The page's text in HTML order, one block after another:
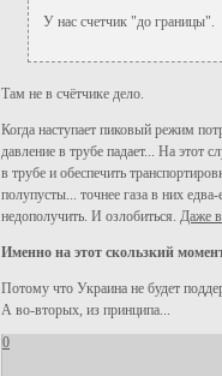
У нас счетчик "до границы".
Там не в счётчике дело.
Когда наступает пиковый режим
давление в трубе падает... На этот
в трубе и обеспечить
полупусты... точнее газа в них
недополучить. И озлобиться. Даже в
Именно на этот скользкий
Потому что Украина не будет
А во-вторых, из принципа...
0